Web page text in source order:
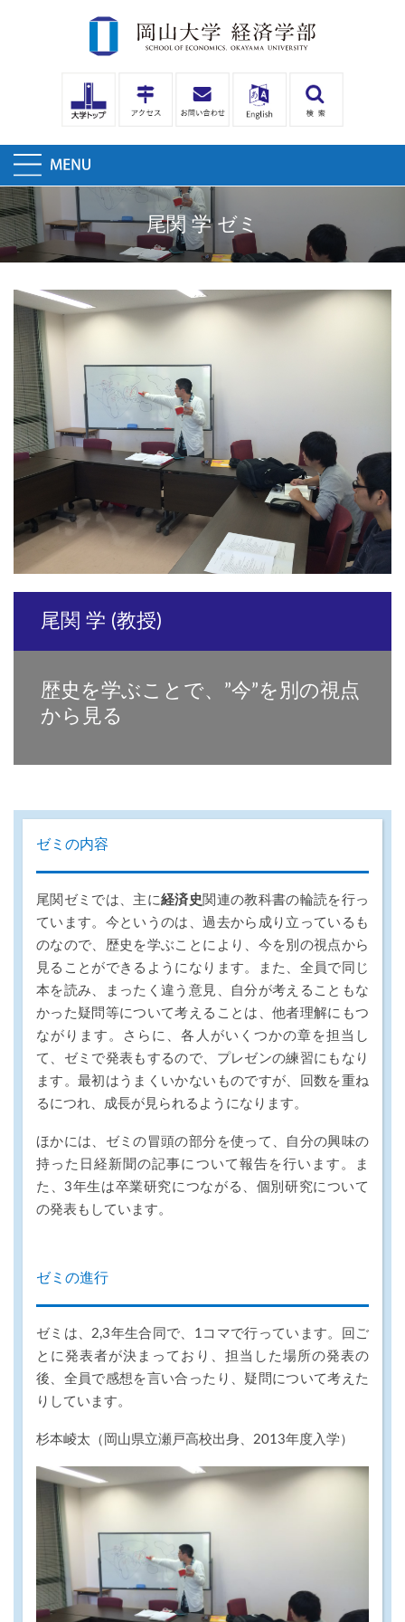
尾関 学 ゼミ
尾関 学 (教授)
歴史を学ぶことで、”今”を別の視点
から見る
ゼミの内容
尾関ゼミでは、主に経済史 関連の教科書の輪読を行っ
ています。今というのは、過去から成り立っているも
のなので、歴史を学ぶことにより、今を別の視点から
見ることができるようになります。また、全員で同じ
本を読み、まったく違う意見、自分が考えることもな
かった疑問等について考えることは、他者理解にもつ
ながります。さらに、各人がいくつかの章を担当し
て、ゼミで発表もするので、プレゼンの練習にもなり
ます。最初はうまくいかないものですが、回数を重ね
るにつれ、成長が見られるようになります。
ほかには、ゼミの冒頭の部分を使って、自分の興味の
持った日経新聞の記事について報告を行います。ま
た、3年生は卒業研究につながる、個別研究について
の発表もしています。
ゼミの進行
ゼミは、2,3年生合同で、1コマで行っています。回ご
とに発表者が決まっており、担当した場所の発表の
後、全員で感想を言い合ったり、疑問について考えた
りしています。
杉本崚太（岡山県立瀬戸高校出身、2013年度入学）